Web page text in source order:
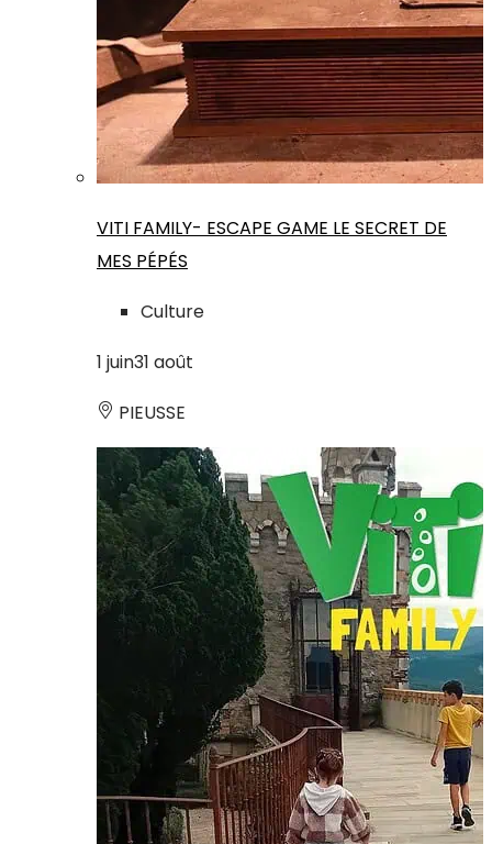
VITI FAMILY- ESCAPE GAME LE SECRET DE
MES PÉPÉS
Culture
1 juin31 août
PIEUSSE